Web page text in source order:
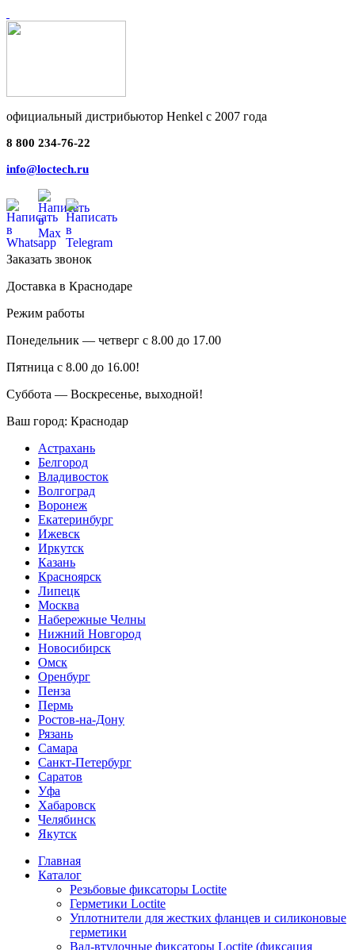
официальный дистрибьютор Henkel с 2007 года
8 800 234-76-22
info@loctech.ru
Заказать звонок
Доставка в Краснодаре
Режим работы
Понедельник — четверг с 8.00 до 17.00
Пятница с 8.00 до 16.00!
Суббота — Воскресенье, выходной!
Ваш город: Краснодар
Астрахань
Белгород
Владивосток
Волгоград
Воронеж
Екатеринбург
Ижевск
Иркутск
Казань
Красноярск
Липецк
Москва
Набережные Челны
Нижний Новгород
Новосибирск
Омск
Оренбург
Пенза
Пермь
Ростов-на-Дону
Рязань
Самара
Санкт-Петербург
Саратов
Уфа
Хабаровск
Челябинск
Якутск
Главная
Каталог
Резьбовые фиксаторы Loctite
Герметики Loctite
Уплотнители для жестких фланцев и силиконовые
герметики
Вал-втулочные фиксаторы Loctite (фиксация